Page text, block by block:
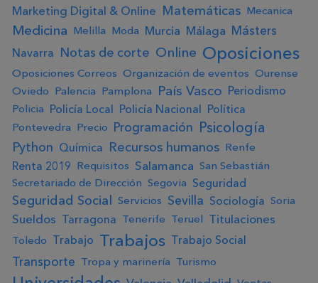
Marketing Digital & Online Matemáticas Mecanica
Medicina Melilla Moda Murcia Málaga Másters
Navarra Notas de corte Online Oposiciones
Oposiciones Correos Organización de eventos Ourense
Oviedo Palencia Pamplona País Vasco Periodismo
Policia Policía Local Policía Nacional Política
Pontevedra Precio Programación Psicología
Python Química Recursos humanos Renfe
Renta 2019 Requisitos Salamanca San Sebastián
Secretariado de Dirección Segovia Seguridad
Seguridad Social Servicios Sevilla Sociología Soria
Sueldos Tarragona Tenerife Teruel Titulaciones
Toledo Trabajo Trabajos Trabajo Social
Transporte Tropa y marinería Turismo